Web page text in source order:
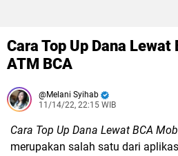
Cara Top Up Dana
ATM BCA
Melani Syihab
11/14/22, 22:15 WIB
Cara Top Up Dana Lewat BCA
merupakan salah satu dari